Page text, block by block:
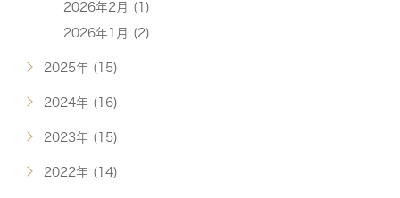
2026年2月 (1)
2026年1月 (2)
2025年 (15)
2024年 (16)
2023年 (15)
2022年 (14)